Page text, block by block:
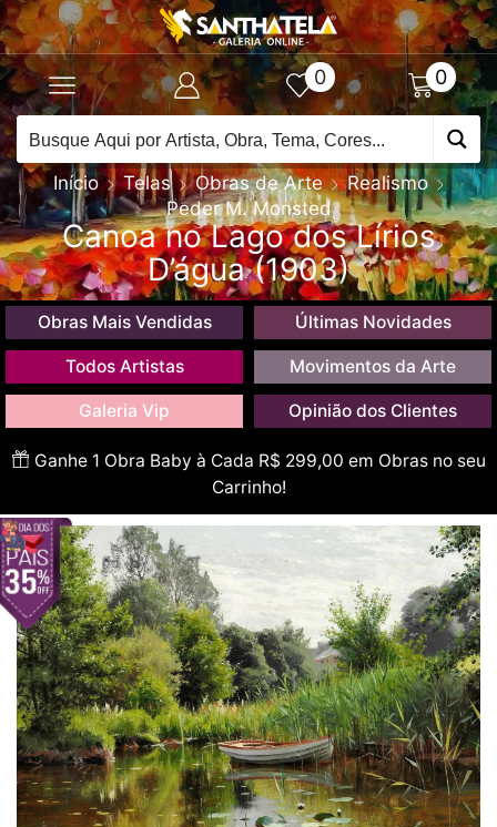
0 0
Início Telas Obras de Arte
Realismo
Peder M. Monsted
Canoa no Lago dos Lírios
D’água (1903)
Obras Mais Vendidas Últimas Novidades
Todos Artistas Movimentos da Arte
Galeria Vip Opinião dos Clientes
Ganhe 1 Obra Baby à Cada R$ 299,00 em Obras no seu
Carrinho!